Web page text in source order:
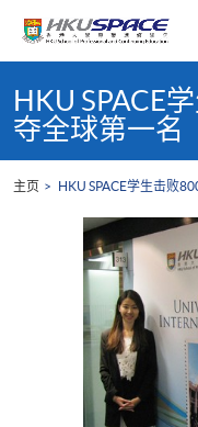
content
startHKU SPACE
夺全球第一名
主页 HKU SPACE学生击败